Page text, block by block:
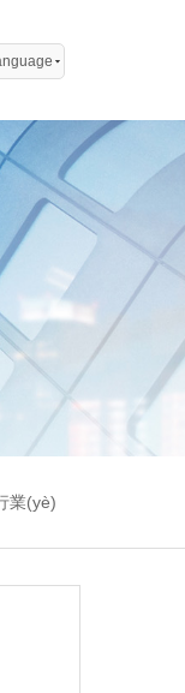
業(yè)